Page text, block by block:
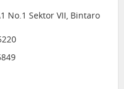
No.1 Sektor VII, Bintaro